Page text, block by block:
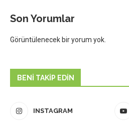
Son Yorumlar
Görüntülenecek bir yorum yok.
BENI TAKIP EDIN
INSTAGRAM